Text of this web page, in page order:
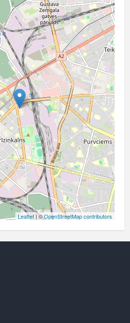
Leaflet | ©OpenStreetMap contributors